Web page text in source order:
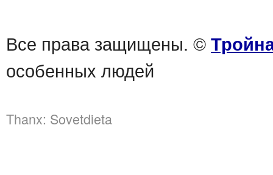
Все права защищены. ©
особенных людей
Thanx: Sovetdieta